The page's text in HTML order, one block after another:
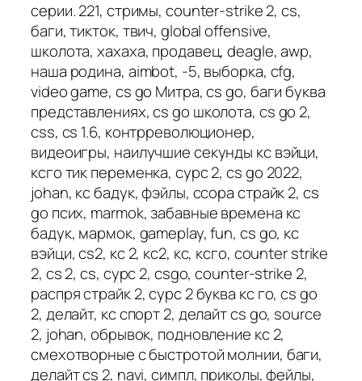
серии. 221, стримы, counter-strike 2, cs,
баги, тикток, твич, global offensive,
школота, хахаха, продавец, deagle, awp,
наша родина, aimbot, -5, выборка, cfg,
video game, cs go Митра, cs go, баги буква
представлениях, cs go школота, cs go 2,
css, cs 1.6, контрреволюционер,
видеоигры, наилучшие секунды кс вэйци,
ксго тик переменка, сурс 2, cs go 2022,
johan, кс бадук, фэйлы, ссора страйк 2, cs
go псих, marmok, забавные времена кс
бадук, мармок, gameplay, fun, cs go, кс
вэйци, cs2, кс 2, кс2, кс, ксго, counter strike
2, cs 2, cs, сурс 2, csgo, counter-strike 2,
распря страйк 2, сурс 2 буква кс го, cs go
2, делайт, кс спорт 2, делайт cs go, source
2, johan, обрывок, подновление кс 2,
смехотворные с быстротой молнии, баги,
делайт cs 2, navi, симпл, приколы, фейлы,